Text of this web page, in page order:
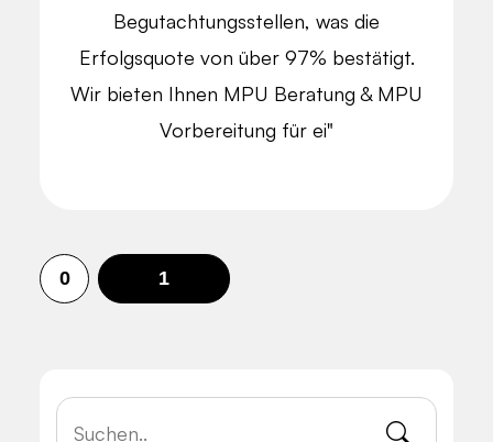
Begutachtungsstellen, was die
Erfolgsquote von über 97% bestätigt.
Wir bieten Ihnen MPU Beratung & MPU
Vorbereitung für ei"
0 1